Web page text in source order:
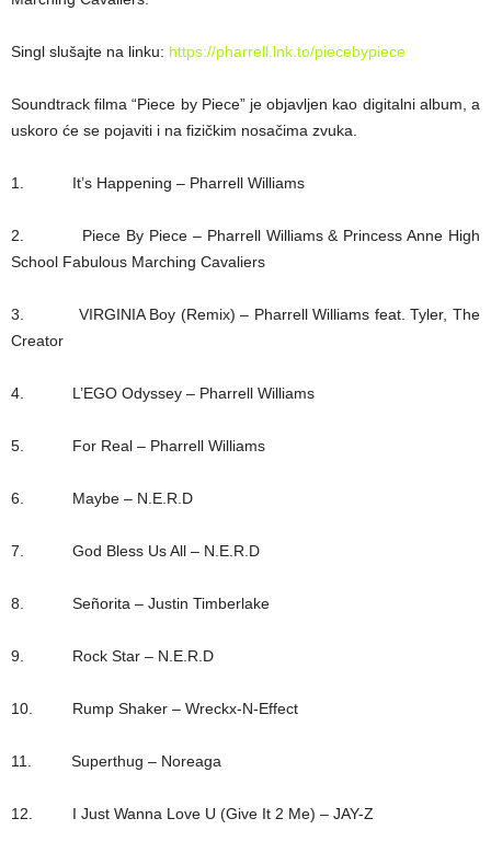
Singl slušajte na linku: https://pharrell.lnk.to/piecebypiece
Soundtrack filma “Piece by Piece” je objavljen kao digitalni album, a
uskoro će se pojaviti i na fizičkim nosačima zvuka.
1. It’s Happening – Pharrell Williams
2. Piece By Piece – Pharrell Williams & Princess Anne High
School Fabulous Marching Cavaliers
3. VIRGINIA Boy (Remix) – Pharrell Williams feat. Tyler, The
Creator
4. L’EGO Odyssey – Pharrell Williams
5. For Real – Pharrell Williams
6. Maybe – N.E.R.D
7. God Bless Us All – N.E.R.D
8. Señorita – Justin Timberlake
9. Rock Star – N.E.R.D
10. Rump Shaker – Wreckx-N-Effect
11. Superthug – Noreaga
12. I Just Wanna Love U (Give It 2 Me) – JAY-Z